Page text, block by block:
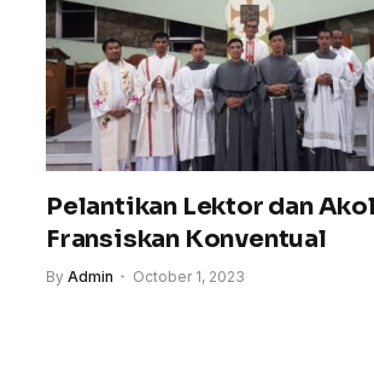
Pelantikan Lektor dan
Fransiskan Konventual
By Admin October 1, 2023